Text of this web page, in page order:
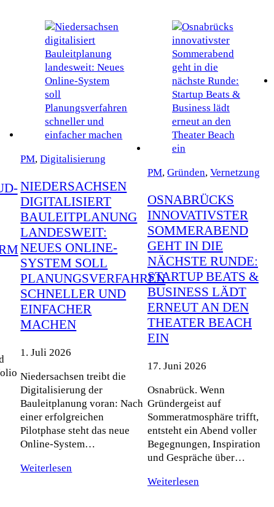
PM,Digitalisierung
NIEDERSACHSEN
DIGITALISIERT
BAULEITPLANUNG
LANDESWEIT:
NEUES ONLINE-
SYSTEM SOLL
PLANUNGSVERFAHREN
SCHNELLER UND
EINFACHER
MACHEN
1. Juli 2026
Niedersachsen treibt die
Digitalisierung der
Bauleitplanung voran: Nach
einer erfolgreichen
Pilotphase steht das neue
Online-System…
Weiterlesen
PM, Gründen, Vernetzung
OSNABRÜCKS
INNOVATIVSTER
SOMMERABEND
GEHT IN DIE
NÄCHSTE RUNDE:
STARTUP BEATS &
BUSINESS LÄDT
ERNEUT AN DEN
THEATER BEACH
EIN
17. Juni 2026
Osnabrück. Wenn
Gründergeist auf
Sommeratmosphäre trifft,
entsteht ein Abend voller
Begegnungen, Inspiration
und Gespräche über…
Weiterlesen